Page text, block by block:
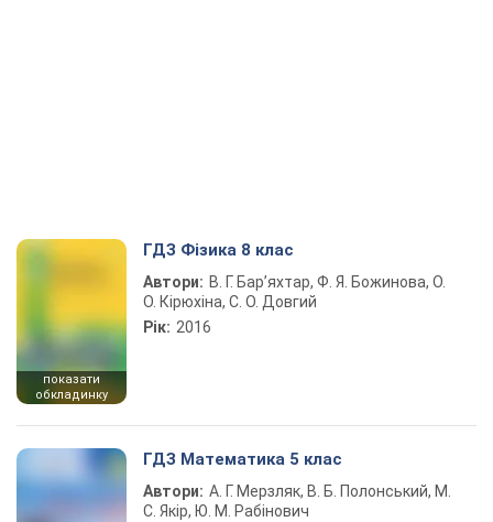
показати
обкладинку
ГДЗ Фізика 8 клас
Автори: В. Г. Бар’яхтар, Ф. Я. Божинова, О.
О. Кірюхіна, С. О. Довгий
Рік: 2016
ГДЗ Математика 5 клас
Автори: А. Г. Мерзляк, В. Б. Полонський, М.
С. Якір, Ю. М. Рабінович